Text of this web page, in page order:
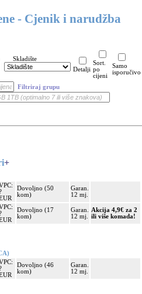
- Cjenik i narudžba
Skladište
Detalji
Sort.
po
cijeni
Samo
isporučivo
Filtriraj grupu
+
Dovoljno (50
kom)
Garan.
12 mj.
Dovoljno (17
kom)
Garan.
12 mj.
Akcija 4,9€ za 2
ili više komada!
Dovoljno (46
kom)
Garan.
12 mj.